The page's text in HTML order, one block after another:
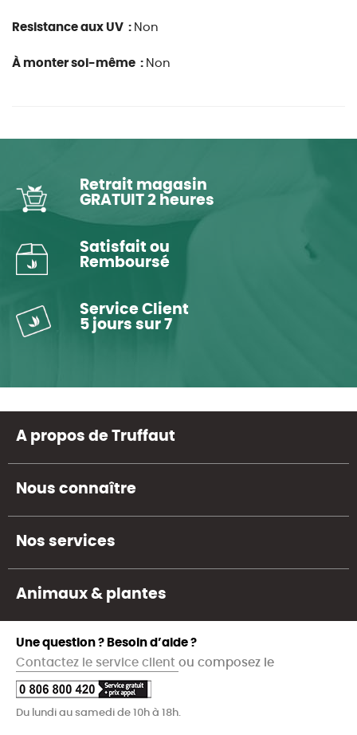
Resistance aux UV : Non
À monter soi-même : Non
Retrait magasin
GRATUIT 2 heures
Satisfait ou
Remboursé
Service Client
5 jours sur 7
A propos de Truffaut
Nous connaître
Nos services
Animaux & plantes
Une question ? Besoin d’aide ?
Contactez le service client ou composez le
Du lundi au samedi de 10h à 18h.